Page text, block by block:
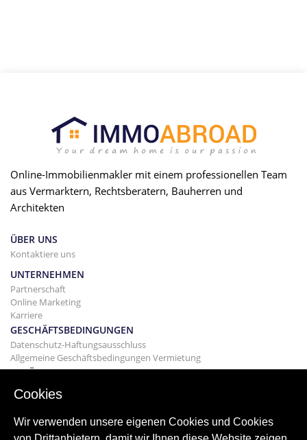
Online-Immobilienmakler mit einem professionellen Team
aus Vermarktern, Rechtsberatern, Bauherren und
Architekten
ÜBER UNS
Kontaktiere uns
UNTERNEHMEN
Partnerschaft
Online Marketing
Karriere
GESCHÄFTSBEDINGUNGEN
Datenschutz-Haftungsausschluss
Allgemeine Geschäftsbedingungen Vermietung
GEBÄUDE
Projekte
Kaufen Sie Ihr Haus
Verkaufen
Cookies
Wir verwenden unsere eigenen Cookies und Cookies